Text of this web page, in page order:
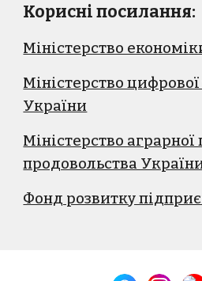
Корисні посилання:
Міністерство
Міністерство
України
Міністерство аграрної
продовольства
Фонд розвитку